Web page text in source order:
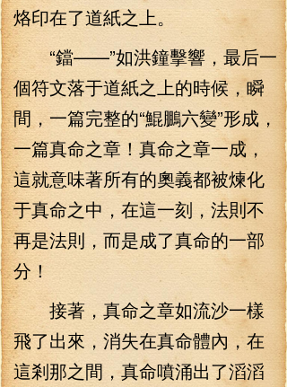
烙印在了道紙之上。
“鐺——”如洪鐘擊響，最后一
個符文落于道紙之上的時候，瞬
間，一篇完整的“鯤鵬六變”形成，
一篇真命之章！真命之章一成，
這就意味著所有的奧義都被煉化
于真命之中，在這一刻，法則不
再是法則，而是成了真命的一部
分！
接著，真命之章如流沙一樣
飛了出來，消失在真命體內，在
這剎那之間，真命噴涌出了滔滔